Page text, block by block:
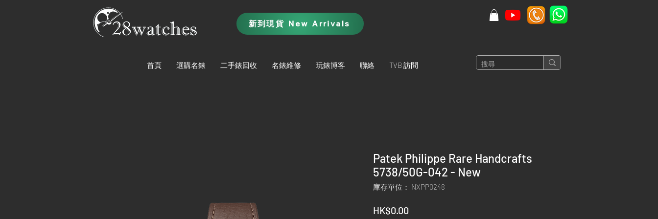
新到現貨 New Arrivals
首頁 選購名錶 二手錶回收 名錶維修 玩錶博客 聯絡 TVB 訪問
Patek Philippe Rare Handcrafts
5738/50G-042 - New
庫存單位： NXPP0248
HK$0.00